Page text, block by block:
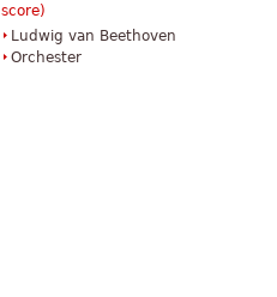
score)
Ludwig van Beethoven
Orchester